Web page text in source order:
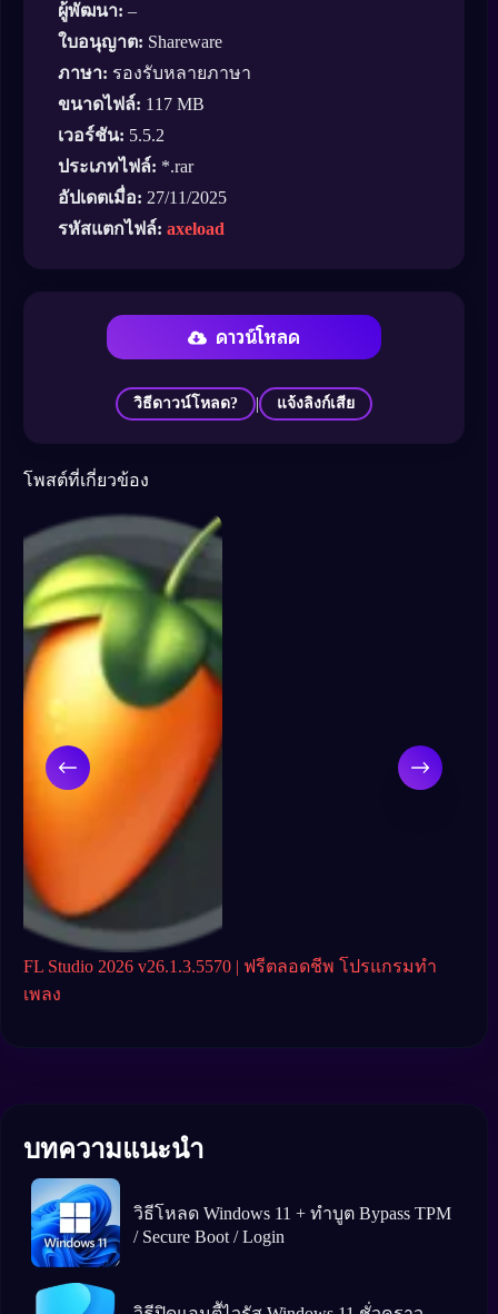
ผู้พัฒนา: –
ใบอนุญาต: Shareware
ภาษา: รองรับหลายภาษา
ขนาดไฟล์: 117 MB
เวอร์ชัน: 5.5.2
ประเภทไฟล์: *.rar
อัปเดตเมื่อ: 27/11/2025
รหัสแตกไฟล์: axeload
ดาวน์โหลด
วิธีดาวน์โหลด? | แจ้งลิงก์เสีย
โพสต์ที่เกี่ยวข้อง
FL Studio 2026 v26.1.3.5570 | ฟรีตลอดชีพ โปรแกรมทำ
เพลง
บทความแนะนำ
วิธีโหลด Windows 11 + ทำบูต Bypass TPM
/ Secure Boot / Login